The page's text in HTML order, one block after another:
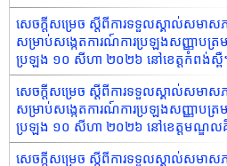
សេចក្តីសម្រេច ស្តីពីការទទួលស្គាល់សមាសភ
សម្រាប់សង្កេតការណ៍ការប្រឡងសញ្ញាប
ប្រឡង ១០ សីហា ២០២៦ នៅខេត្តកំពង់ស្ពឺ
សេចក្តីសម្រេច ស្តីពីការទទួលស្គាល់សមាសភ
សម្រាប់សង្កេតការណ៍ការប្រឡងសញ្ញាប
ប្រឡង ១០ សីហា ២០២៦ នៅខេត្តមណ្ឌល
សេចក្តីសម្រេច ស្តីពីការទទួលស្គាល់សមាសភ